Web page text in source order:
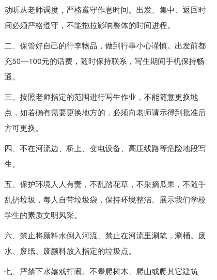
动听从老师调度，严格遵守作息时间。出发、集中、返回时
间必须严格遵守，不能拖拉影响整体的时间进程。
二、保管好自己的行李物品，做到行事小心谨慎。出发前都
充50—100元的话费，随时保持联系，写生期间手机保持畅
通。
三、按照老师指定的范围进行写生作业，不能随意更换地
点，如若确有需要更换地方的，必须向老师请示得到批准后
方可更换。
四、不在河流边、桥上、变电设备、高压线路等危险地段写
生。
五、保护环境人人有责，不乱踏花草，不采摘瓜果，不随手
乱扔垃圾，每人自带垃圾袋，保持环境整洁。展示我们学校
学生的素质文明风采。
六、禁止将颜料水倒入河流、禁止在河流里涮笔，涮桶。废
水、废纸、废颜料放入指定的垃圾点。
七、严禁下水嬉戏打闹。不攀爬树木、爬山或爬其它建筑